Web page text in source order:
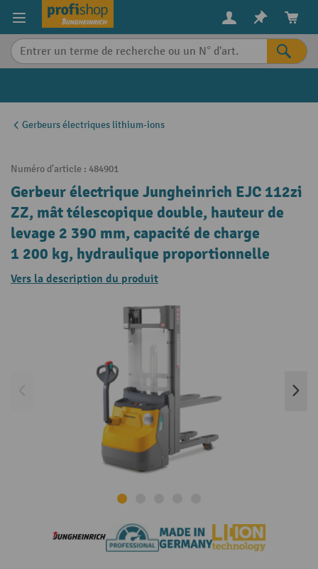
content
Gerbeurs électriques lithium-ions
Numéro d'article : 484901
Gerbeur électrique Jungheinrich EJC 112zi
ZZ, mât télescopique double, hauteur de
levage 2 390 mm, capacité de charge
1 200 kg, hydraulique proportionnelle
Vers la description du produit